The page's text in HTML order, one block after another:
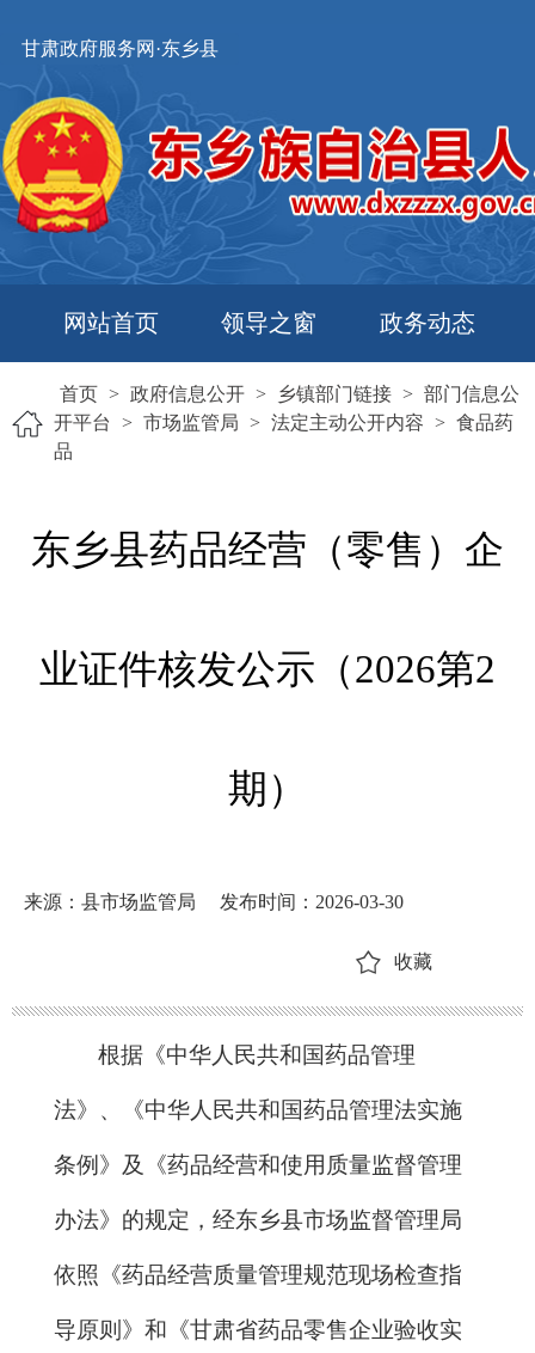
甘肃政府服务网·东乡县
网站首页 领导之窗 政务动态
首页 > 政府信息公开 > 乡镇部门链接 > 部门信息公
开平台
> 市场监管局 > 法定主动公开内容 > 食品药
品
东乡县药品经营（零售）企
业证件核发公示（2026第2
期）
来源：县市场监管局 发布时间：2026-03-30
收藏
根据《中华人民共和国药品管理
法》 、 《中华人民共和国药品管理法实施
条例》 及 《药品经营和使用质量监督管理
办法》的规定，经东乡县市场监督管理局
依照《药品经营质量管理规范现场检查指
导原则》 和《甘肃省药品零售企业验收实